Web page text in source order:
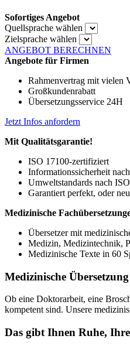
Sofortiges Angebot
Quellsprache wählen
Zielsprache wählen
ANGEBOT BERECHNEN
Angebote für Firmen
Rahmenvertrag mit vielen
Großkundenrabatt
Übersetzungsservice 24H
Jetzt Infos anfordern
Mit Qualitätsgarantie!
ISO 17100-zertifiziert
Informationssicherheit
Umweltstandards nach
Garantiert perfekt, oder
Medizinische
Übersetzer mit
Medizin, Medizintechnik,
Medizinische Texte in 60
Medizinische
Ob eine Doktorarbeit, eine
kompetent sind. Unsere
Das gibt Ihnen Ruhe,